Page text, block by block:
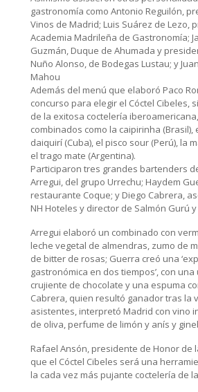
gastronomía como Antonio Reguilón,
Vinos de Madrid; Luis Suárez de Lezo,
Academia Madrileña de Gastronomía;
Guzmán, Duque de Ahumada y
Nuño Alonso, de Bodegas Lustau; y
Mahou
Además del menú que elaboró Paco
concurso para elegir el Cóctel Cibeles,
de la exitosa coctelería
combinados como la caipirinha (Brasil),
daiquirí (Cuba), el pisco sour (Perú), la
el trago mate (Argentina).
Participaron tres grandes bartenders
Arregui, del grupo Urrechu; Haydem
restaurante Coque; y Diego Cabrera,
NH Hoteles y director de Salmón Gurú
Arregui elaboró un combinado con
leche vegetal de almendras, zumo de
de bitter de rosas; Guerra creó una
gastronómica en dos tiempos’, con
crujiente de chocolate y una espuma
Cabrera, quien resultó ganador tras la
asistentes, interpretó Madrid con vino
de oliva, perfume de limón y anís y
Rafael Ansón, presidente de Honor de
que el Cóctel Cibeles será una
la cada vez más pujante coctelería de